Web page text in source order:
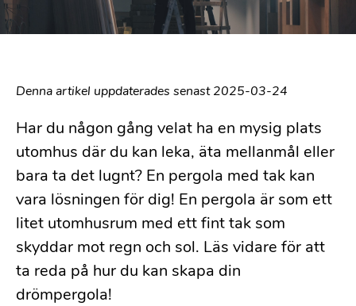
Denna artikel uppdaterades senast 2025-03-24
Har du någon gång velat ha en mysig plats
utomhus där du kan leka, äta mellanmål eller
bara ta det lugnt? En pergola med tak kan
vara lösningen för dig! En pergola är som ett
litet utomhusrum med ett fint tak som
skyddar mot regn och sol. Läs vidare för att
ta reda på hur du kan skapa din
drömpergola!